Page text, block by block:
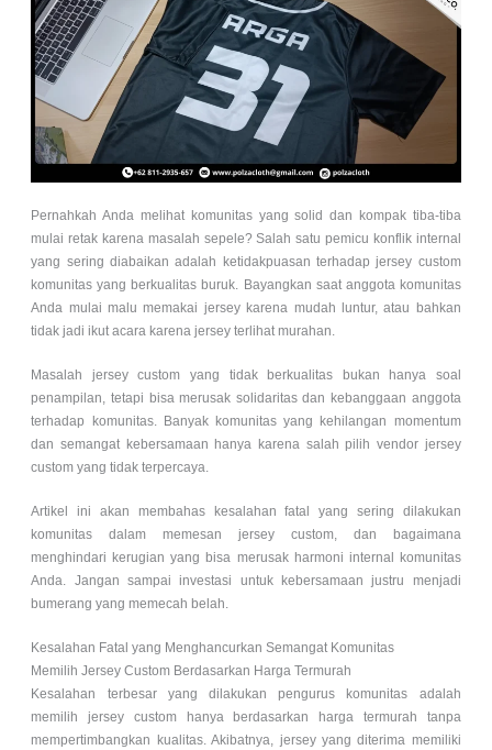
Pernahkah Anda melihat komunitas yang solid dan kompak tiba-tiba
mulai retak karena masalah sepele? Salah satu pemicu konflik internal
yang sering diabaikan adalah ketidakpuasan terhadap jersey custom
komunitas yang berkualitas buruk. Bayangkan saat anggota komunitas
Anda mulai malu memakai jersey karena mudah luntur, atau bahkan
tidak jadi ikut acara karena jersey terlihat murahan.
Masalah jersey custom yang tidak berkualitas bukan hanya soal
penampilan, tetapi bisa merusak solidaritas dan kebanggaan anggota
terhadap komunitas. Banyak komunitas yang kehilangan momentum
dan semangat kebersamaan hanya karena salah pilih vendor jersey
custom yang tidak terpercaya.
Artikel ini akan membahas kesalahan fatal yang sering dilakukan
komunitas dalam memesan jersey custom, dan bagaimana
menghindari kerugian yang bisa merusak harmoni internal komunitas
Anda. Jangan sampai investasi untuk kebersamaan justru menjadi
bumerang yang memecah belah.
Kesalahan Fatal yang Menghancurkan Semangat Komunitas
Memilih Jersey Custom Berdasarkan Harga Termurah
Kesalahan terbesar yang dilakukan pengurus komunitas adalah
memilih jersey custom hanya berdasarkan harga termurah tanpa
mempertimbangkan kualitas. Akibatnya, jersey yang diterima memiliki